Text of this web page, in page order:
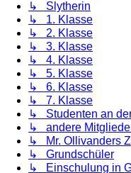
↳ Slytherin
↳ 1. Klasse
↳ 2. Klasse
↳ 3. Klasse
↳ 4. Klasse
↳ 5. Klasse
↳ 6. Klasse
↳ 7. Klasse
↳ Studenten an
↳ andere
↳ Mr. Ollivanders
↳ Grundschüler
↳ Einschulung in